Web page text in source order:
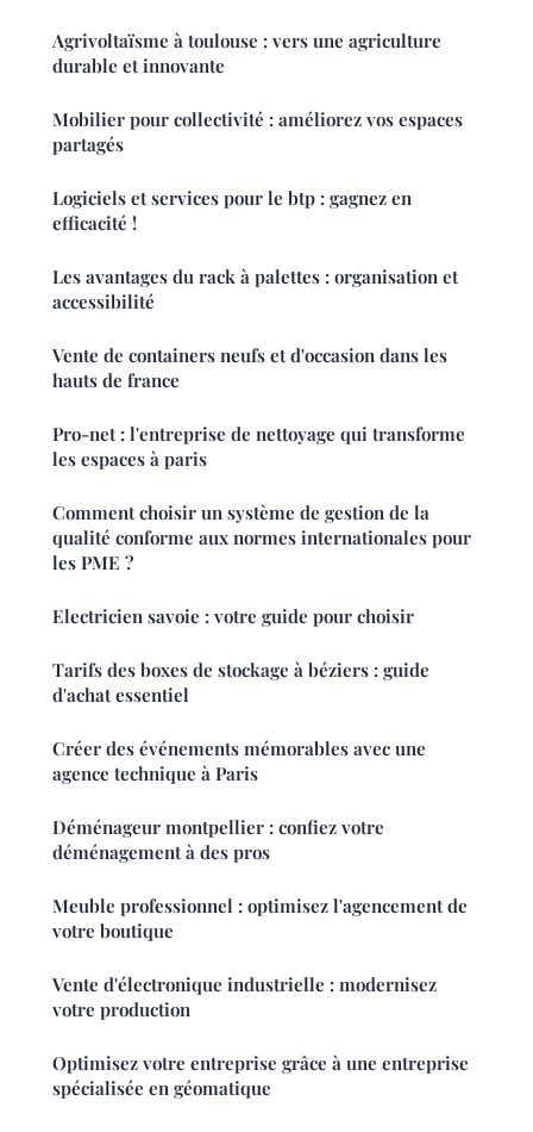
Agrivoltaïsme à toulouse : vers une agriculture
durable et innovante
Mobilier pour collectivité : améliorez vos espaces
partagés
Logiciels et services pour le btp : gagnez en
efficacité !
Les avantages du rack à palettes : organisation et
accessibilité
Vente de containers neufs et d'occasion dans les
hauts de france
Pro-net : l'entreprise de nettoyage qui transforme
les espaces à paris
Comment choisir un système de gestion de la
qualité conforme aux normes internationales pour
les PME ?
Electricien savoie : votre guide pour choisir
Tarifs des boxes de stockage à béziers : guide
d'achat essentiel
Créer des événements mémorables avec une
agence technique à Paris
Déménageur montpellier : confiez votre
déménagement à des pros
Meuble professionnel : optimisez l'agencement de
votre boutique
Vente d'électronique industrielle : modernisez
votre production
Optimisez votre entreprise grâce à une entreprise
spécialisée en géomatique